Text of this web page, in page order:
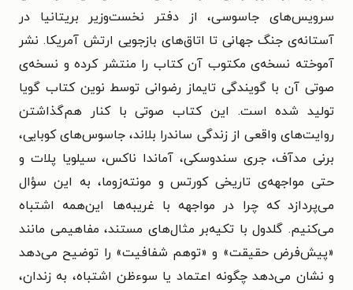
سرویس‌های جاسوسی، از دفتر نخست‌وزیر بریتانیا در
آستانه‌ی جنگ جهانی تا اتاق‌های بازجویی ارتش آمریکا. نشر
آموخته نسخه‌ی مکتوب آن کتاب را منتشر کرده و نسخه‌ی
صوتی آن با گویندگی تایماز رضوانی توسط نوین کتاب گویا
تولید شده است. این کتاب صوتی با کنار هم‌گذاشتن
روایت‌های واقعی از زندگی ساندرا بلاند، جاسوس‌های کوبایی،
برنی مدآف، جری سندوسکی، آماندا ناکس، سیلویا پلات و
حتی مواجهه‌ی تاریخی کورتس و مونته‌زوما، به این سؤال
می‌پردازد که چرا در مواجهه با غریبه‌ها این‌همه اشتباه
می‌کنیم. گلدول با تکیه‌بر مثال‌های مستند، مفاهیمی مانند
«پیش‌فرض حقیقت» و «توهم شفافیت» را توضیح می‌دهد
و نشان می‌دهد چگونه اعتماد یا سوءظن اشتباه، به زندان،